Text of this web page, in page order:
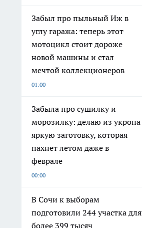
Забыл про пыльный Иж в
углу гаража: теперь этот
мотоцикл стоит дороже
новой машины и стал
мечтой коллекционеров
01:00
Забыла про сушилку и
морозилку: делаю из укропа
яркую заготовку, которая
пахнет летом даже в
феврале
00:00
В Сочи к выборам
подготовили 244 участка для
более 399 тысяч